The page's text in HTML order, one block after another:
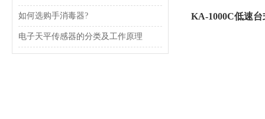
如何选购手消毒器?
电子天平传感器的分类及工作原理
KA-1000C低速